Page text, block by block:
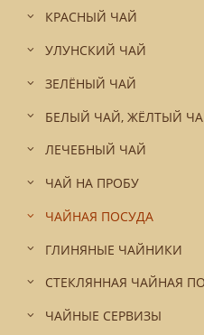
КРАСНЫЙ ЧАЙ
УЛУНСКИЙ ЧАЙ
ЗЕЛЁНЫЙ ЧАЙ
БЕЛЫЙ ЧАЙ, ЖЁЛТЫЙ
ЛЕЧЕБНЫЙ ЧАЙ
ЧАЙ НА ПРОБУ
ЧАЙНАЯ ПОСУДА
ГЛИНЯНЫЕ ЧАЙНИКИ
СТЕКЛЯННАЯ ЧАЙНАЯ
ЧАЙНЫЕ СЕРВИЗЫ